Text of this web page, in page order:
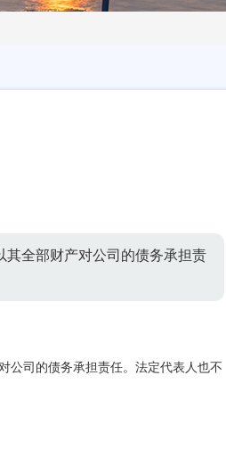
全部财产对公司的债务承担责
公司的债务承担责任。法定代表人也不